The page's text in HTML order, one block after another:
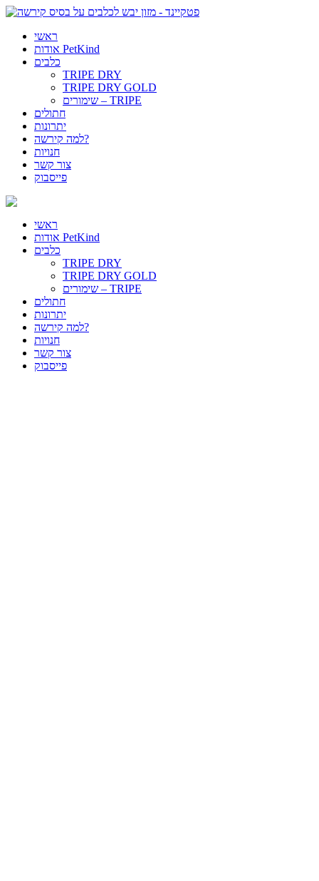
ראשי
אודות PetKind
כלבים
TRIPE DRY
TRIPE DRY GOLD
שימורים – TRIPE
חתולים
יתרונות
למה קירשה?
חנויות
צור קשר
פייסבוק
ראשי
אודות PetKind
כלבים
TRIPE DRY
TRIPE DRY GOLD
שימורים – TRIPE
חתולים
יתרונות
למה קירשה?
חנויות
צור קשר
פייסבוק